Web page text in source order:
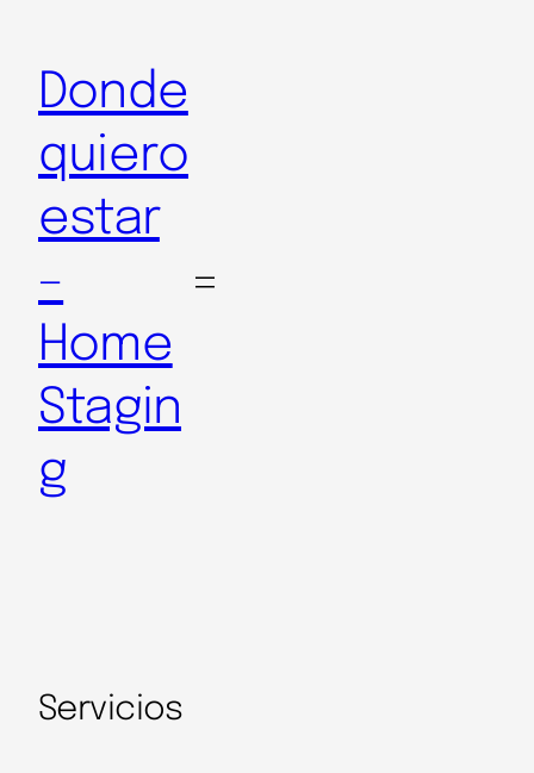
Donde
quiero
estar
–
Home
Stagin
g
Servicios